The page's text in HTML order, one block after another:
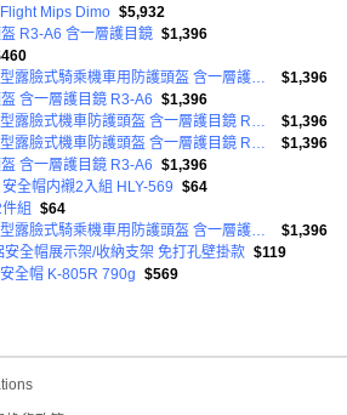
Mips Dimo $5,932
R3-A6 含一層護目鏡 $1,396
FIGHTER HELMET 普通型露臉式騎乘機車用防護頭盔 含一層護目鏡 R3A6 1350g
$1,396
含一層護目鏡 R3-A6 $1,396
FIGHTER HELMET 普通型露臉式機車防護頭盔 含一層護目鏡 R3-A6
$1,396
FIGHTER HELMET 普通型露臉式機車防護頭盔 含一層護目鏡 R3-A6
$1,396
含一層護目鏡 R3-A6 $1,396
全帽内襯2入組 HLY-569 $64
組
$64
FIGHTER HELMET 普通型露臉式騎乘機車用防護頭盔 含一層護目鏡 R3A6 1350g
$1,396
全帽展示架/收納支架 免打孔壁掛款 $119
全帽 K-805R 790g $569